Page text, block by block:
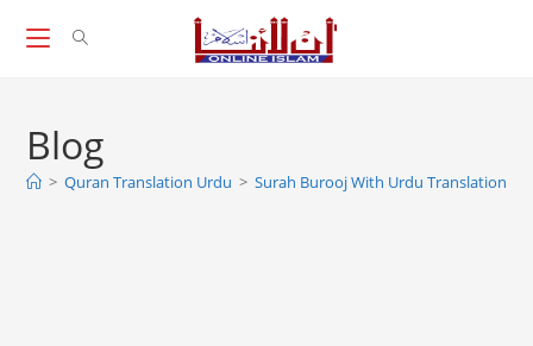
Blog
> Quran Translation Urdu > Surah Burooj With Urdu Translation,